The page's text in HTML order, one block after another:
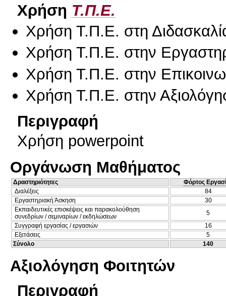
Χρήση Τ.Π.Ε.
Χρήση Τ.Π.Ε. στη
Χρήση Τ.Π.Ε. στην
Χρήση Τ.Π.Ε. στην
Χρήση Τ.Π.Ε. στην
Περιγραφή
Χρήση powerpoint
Οργάνωση Μαθήματος
Δραστηριότητες
Φόρτος
Διαλέξεις
84
Εργαστηριακή Άσκηση
30
Εκπαιδευτικές επισκέψεις και παρακολούθηση
συνεδρίων / σεμιναρίων / εκδηλώσεων
5
Συγγραφή εργασίας / εργασιών
16
Εξετάσεις
5
Σύνολο
140
Αξιολόγηση Φοιτητών
Περιγραφή